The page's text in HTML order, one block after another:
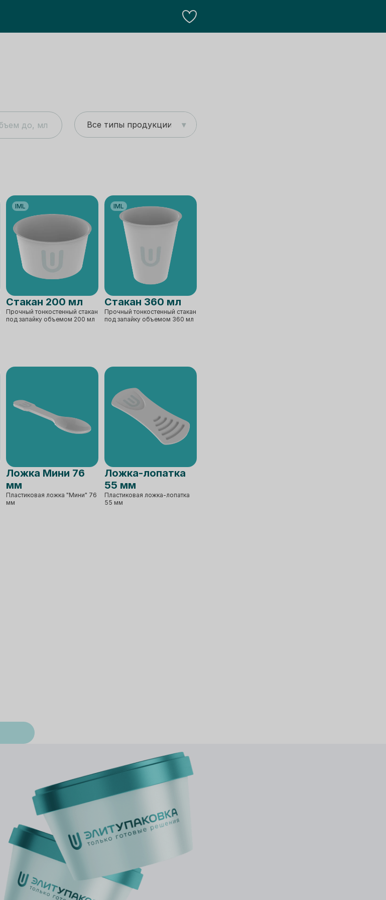
Все типы продукции ▾
IML
Стакан 200 мл
Прочный тонкостенный стакан
под запайку объемом 200 мл
IML
Стакан 360 мл
Прочный тонкостенный стакан
под запайку объемом 360 мл
Ложка Мини 76
мм
Пластиковая ложка "Мини" 76
мм
Ложка-лопатка
55 мм
Пластиковая ложка-лопатка
55 мм